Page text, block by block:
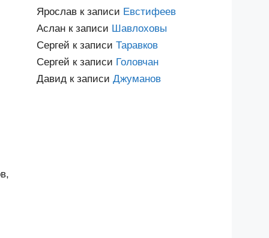
Ярослав к записи Евстифеев
Аслан к записи Шавлоховы
Сергей к записи Таравков
Сергей к записи Головчан
Давид к записи Джуманов